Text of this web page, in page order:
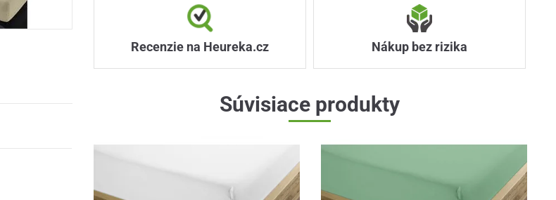
Recenzie na Heureka.cz Nákup bez rizika
Súvisiace produkty